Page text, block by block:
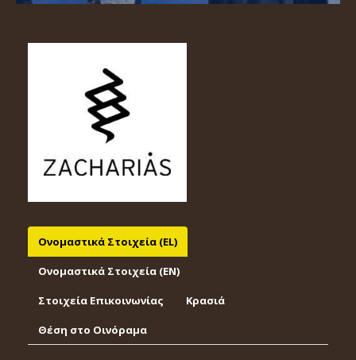
Ονομαστικά Στοιχεία (EL)
Ονομαστικά Στοιχεία (EΝ)
Στοιχεία Επικοινωνίας Κρασιά
Θέση στο Οινόραμα